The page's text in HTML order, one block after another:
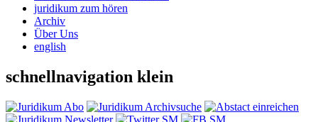
juridikum zum hören
Archiv
Über Uns
english
schnellnavigation klein